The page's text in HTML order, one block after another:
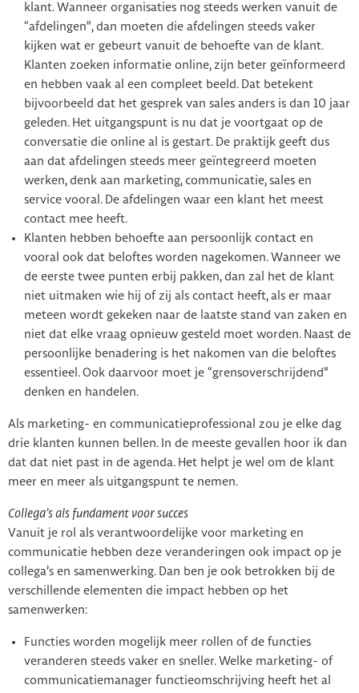
klant. Wanneer organisaties nog steeds werken vanuit de
“afdelingen”, dan moeten die afdelingen steeds vaker
kijken wat er gebeurt vanuit de behoefte van de klant.
Klanten zoeken informatie online, zijn beter geïnformeerd
en hebben vaak al een compleet beeld. Dat betekent
bijvoorbeeld dat het gesprek van sales anders is dan 10 jaar
geleden. Het uitgangspunt is nu dat je voortgaat op de
conversatie die online al is gestart. De praktijk geeft dus
aan dat afdelingen steeds meer geïntegreerd moeten
werken, denk aan marketing, communicatie, sales en
service vooral. De afdelingen waar een klant het meest
contact mee heeft.
Klanten hebben behoefte aan persoonlijk contact en
vooral ook dat beloftes worden nagekomen. Wanneer we
de eerste twee punten erbij pakken, dan zal het de klant
niet uitmaken wie hij of zij als contact heeft, als er maar
meteen wordt gekeken naar de laatste stand van zaken en
niet dat elke vraag opnieuw gesteld moet worden. Naast de
persoonlijke benadering is het nakomen van die beloftes
essentieel. Ook daarvoor moet je “grensoverschrijdend”
denken en handelen.
Als marketing- en communicatieprofessional zou je elke dag
drie klanten kunnen bellen. In de meeste gevallen hoor ik dan
dat dat niet past in de agenda. Het helpt je wel om de klant
meer en meer als uitgangspunt te nemen.
Collega’s als fundament voor succes
Vanuit je rol als verantwoordelijke voor marketing en
communicatie hebben deze veranderingen ook impact op je
collega’s en samenwerking. Dan ben je ook betrokken bij de
verschillende elementen die impact hebben op het
samenwerken:
Functies worden mogelijk meer rollen of de functies
veranderen steeds vaker en sneller. Welke marketing- of
communicatiemanager functieomschrijving heeft het al